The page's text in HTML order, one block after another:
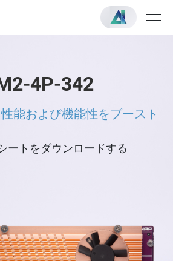
4P-342
能および機能性をブースト
ートをダウンロードする